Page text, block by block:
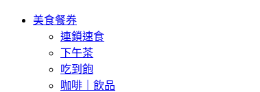
美食餐券
連鎖速食
下午茶
吃到飽
咖啡｜飲品